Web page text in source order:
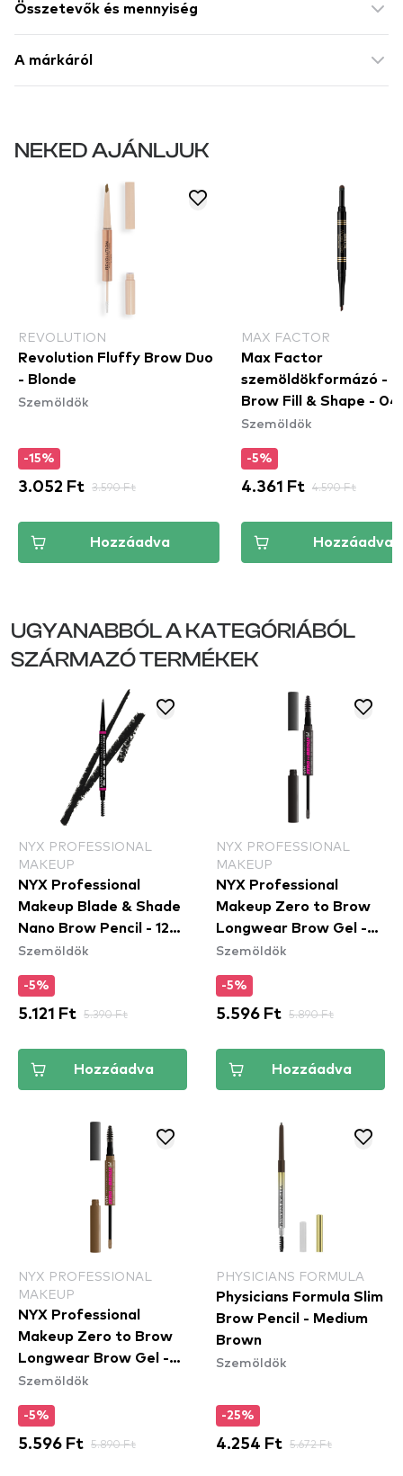
Összetevők és mennyiség
A márkáról
NEKED AJÁNLJUK
REVOLUTION
Revolution Fluffy Brow Duo
- Blonde
Szemöldök
-15%
3.052 Ft 3.590 Ft
Hozzáadva
MAX FACTOR
Max Factor
szemöldökformázó -
Brow Fill & Shape - 04
Brown
Szemöldök
-5%
4.361 Ft 4.590 Ft
Hozzáadva
UGYANABBÓL A KATEGÓRIÁBÓL
SZÁRMAZÓ TERMÉKEK
NYX PROFESSIONAL
MAKEUP
NYX Professional
Makeup Blade & Shade
Nano Brow Pencil - 12
Black
Szemöldök
-5%
5.121 Ft 5.390 Ft
Hozzáadva
NYX PROFESSIONAL
MAKEUP
NYX Professional
Makeup Zero to Brow
Longwear Brow Gel -
Black (ZTBG08) -
Szemöldök
-5%
5.596 Ft 5.890 Ft
Hozzáadva
NYX PROFESSIONAL
MAKEUP
NYX Professional
Makeup Zero to Brow
Longwear Brow Gel -
Taupe (ZTBG03) -
Szemöldök
-5%
5.596 Ft 5.890 Ft
PHYSICIANS FORMULA
Physicians Formula Slim
Brow Pencil - Medium
Brown
Szemöldök
-25%
4.254 Ft 5.672 Ft